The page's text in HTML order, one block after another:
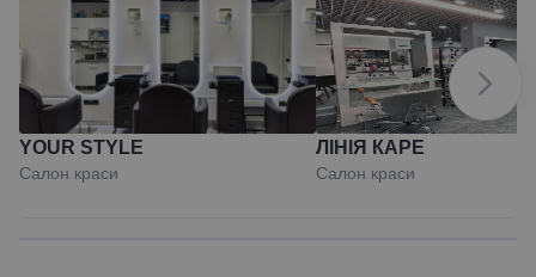
YOUR STYLE
Салон краси
ЛІНІЯ КАРЕ
Салон краси